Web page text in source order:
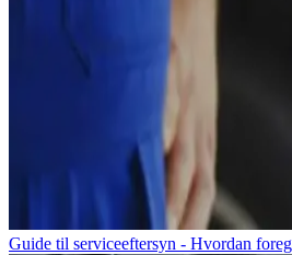
Guide til serviceeftersyn - Hvordan